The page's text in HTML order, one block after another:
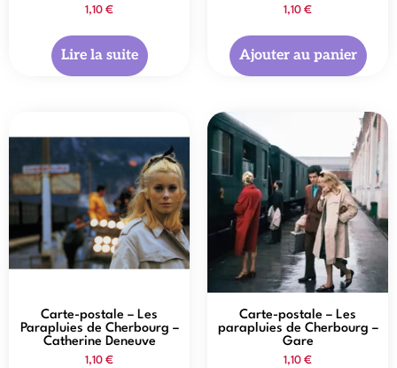
1,10 €
Lire la suite
1,10 €
Ajouter au panier
Carte-postale – Les
Parapluies de Cherbourg –
Catherine Deneuve
1,10 €
Carte-postale – Les
parapluies de Cherbourg –
Gare
1,10 €